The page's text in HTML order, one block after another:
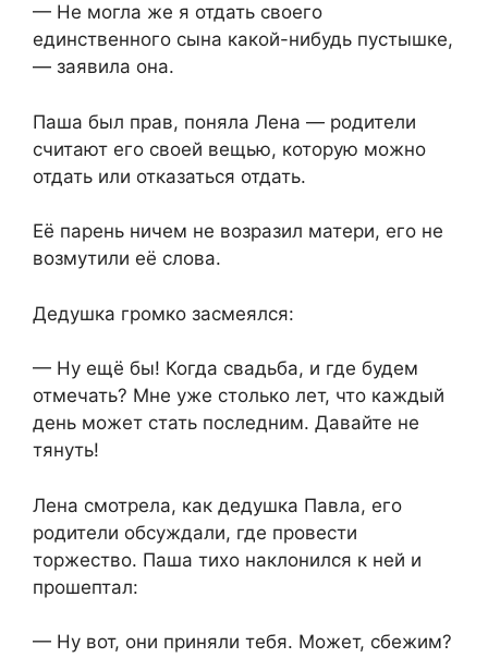
— Не могла же я отдать своего
единственного сына какой-нибудь пустышке,
— заявила она.
Паша был прав, поняла Лена — родители
считают его своей вещью, которую можно
отдать или отказаться отдать.
Её парень ничем не возразил матери, его не
возмутили её слова.
Дедушка громко засмеялся:
— Ну ещё бы! Когда свадьба, и где будем
отмечать? Мне уже столько лет, что каждый
день может стать последним. Давайте не
тянуть!
Лена смотрела, как дедушка Павла, его
родители обсуждали, где провести
торжество. Паша тихо наклонился к ней и
прошептал:
— Ну вот, они приняли тебя. Может, сбежим?